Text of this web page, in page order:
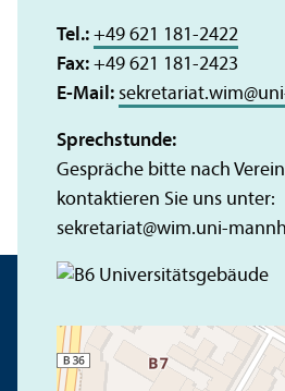
Tel.: +49 621 181-2422
Fax: +49 621 181-2423
E-Mail: sekretariat.wim@
Sprechstunde:
Gespräche bitte nach
kontaktieren Sie uns unter:
sekretariat@wim.uni-